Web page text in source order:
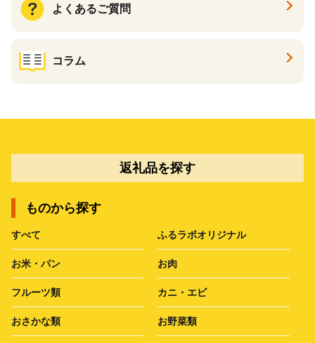
よくあるご質問
コラム
返礼品を探す
ものから探す
すべて ふるラボオリジナル
お米・パン お肉
フルーツ類 カニ・エビ
おさかな類 お野菜類